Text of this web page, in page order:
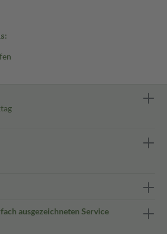
ausgezeichneten Service